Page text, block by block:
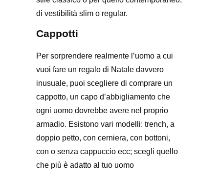
di vestibilità slim o regular.
Cappotti
Per sorprendere realmente l’uomo a cui
vuoi fare un regalo di Natale davvero
inusuale, puoi scegliere di comprare un
cappotto, un capo d’abbigliamento che
ogni uomo dovrebbe avere nel proprio
armadio. Esistono vari modelli: trench, a
doppio petto, con cerniera, con bottoni,
con o senza cappuccio ecc; scegli quello
che più è adatto al tuo uomo